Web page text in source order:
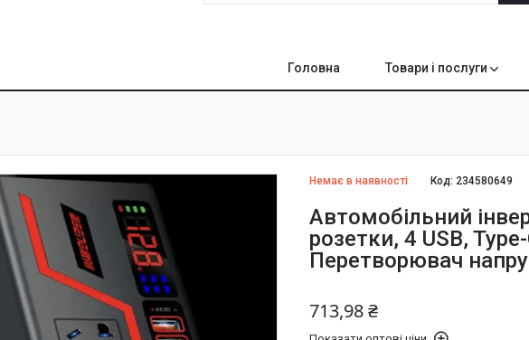
Головна Товари і послуги
Немає в наявності Код: 234580649
Автомобільний
розетки, 4 USB,
Перетворювач
713,98 ₴